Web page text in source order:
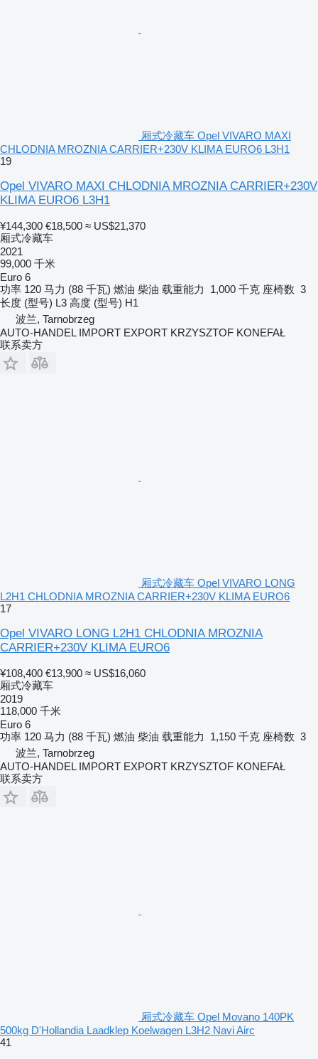
厢式冷藏车 Opel VIVARO MAXI
CHLODNIA MROZNIA CARRIER+230V KLIMA EURO6 L3H1
19
Opel VIVARO MAXI CHLODNIA MROZNIA CARRIER+230V
KLIMA EURO6 L3H1
¥144,300 €18,500 ≈ US$21,370
厢式冷藏车
2021
99,000 千米
Euro 6
功率 120 马力 (88 千瓦) 燃油 柴油 载重能力 1,000 千克 座椅数 3
长度 (型号) L3 高度 (型号) H1
波兰, Tarnobrzeg
AUTO-HANDEL IMPORT EXPORT KRZYSZTOF KONEFAŁ
联系卖方
厢式冷藏车 Opel VIVARO LONG
L2H1 CHLODNIA MROZNIA CARRIER+230V KLIMA EURO6
17
Opel VIVARO LONG L2H1 CHLODNIA MROZNIA
CARRIER+230V KLIMA EURO6
¥108,400 €13,900 ≈ US$16,060
厢式冷藏车
2019
118,000 千米
Euro 6
功率 120 马力 (88 千瓦) 燃油 柴油 载重能力 1,150 千克 座椅数 3
波兰, Tarnobrzeg
AUTO-HANDEL IMPORT EXPORT KRZYSZTOF KONEFAŁ
联系卖方
厢式冷藏车 Opel Movano 140PK
500kg D'Hollandia Laadklep Koelwagen L3H2 Navi Airc
41